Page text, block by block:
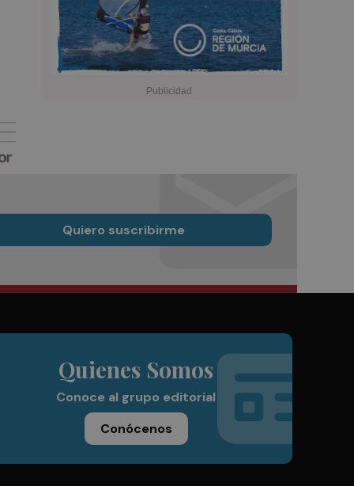
Quiero suscribirme
Quienes Somos
Conoce al grupo editorial
Conócenos